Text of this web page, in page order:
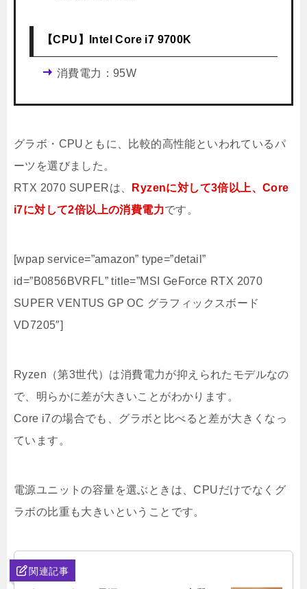
【CPU】Intel Core i7 9700K
消費電力：95W
グラボ・CPUともに、比較的高性能といわれているパ
ーツを選びました。
RTX 2070 SUPERは、
Ryzenに対して3倍以上、Core
i7に対して2倍以上の消費電力です。
[wpap service=”amazon” type=”detail”
id=”B0856BVRFL” title=”MSI GeForce RTX 2070
SUPER VENTUS GP OC グラフィックスボード
VD7205″]
Ryzen（第3世代）は消費電力が抑えられたモデルなの
で、明らかに差が大きいことがわかります。
Core i7の場合でも、グラボと比べると差が大きくなっ
ています。
電源ユニットの容量を選ぶときは、CPUだけでなくグ
ラボの比重も大きいということです。
関連記事